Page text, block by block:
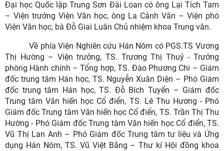
Đại học Quốc lập Trung Sơn Đài Loan có ông Lại Tích Tam
– Viện trưởng Viện Văn học, ông La Cảnh Văn – Viện phó
Viện Văn học, bà Đỗ Giai Luân Chủ nhiệm khoa Trung văn.
Về phía Viện Nghiên cứu Hán Nôm có PGS.TS Vương
Thị Hường – Viện trưởng, TS. Trương Thị Thuỷ - Trưởng
phòng Hành chính – Tổng hợp, TS. Đào Phương Chi – Giám
đốc trung tâm Hán học, TS. Nguyễn Xuân Diện – Phó Giám
đốc trung tâm Hán học, TS. Đỗ Bích Tuyển – Giám đốc
Trung tâm Văn hiến học Cổ điển, TS. Lê Thu Hương - Phó
Giám đốc Trung tâm Văn hiến học Cổ điển, TS. Trần Thị Thu
Hường - Phó Giám đốc Trung tâm Văn hiến học Cổ điển, TS.
Vũ Thị Lan Anh – Phó Giám đốc Trung tâm tư liệu và Ứng
dụng Hán Nôm, TS. Vũ Việt Bằng – Thư kí Hội đồng khoa